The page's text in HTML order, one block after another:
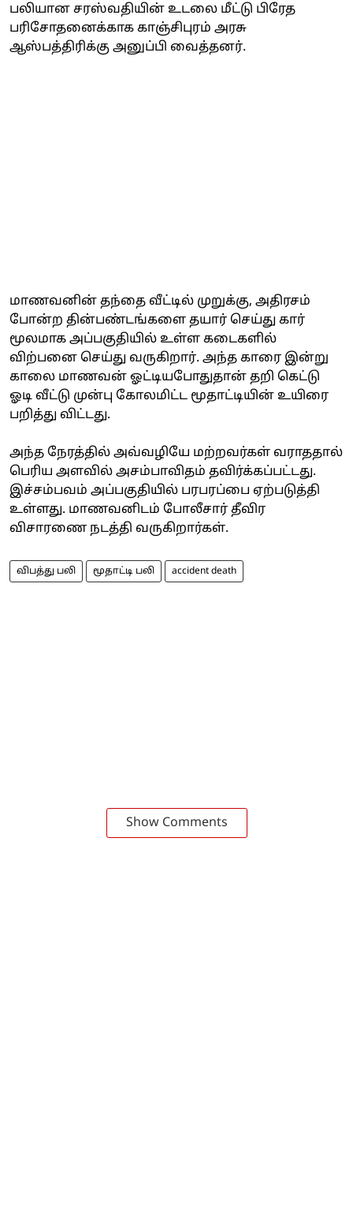
பலியான சரஸ்வதியின் உடலை மீட்டு பிரேத
பரிசோதனைக்காக காஞ்சிபுரம் அரசு
ஆஸ்பத்திரிக்கு அனுப்பி வைத்தனர்.
மாணவனின் தந்தை வீட்டில் முறுக்கு, அதிரசம்
போன்ற தின்பண்டங்களை தயார் செய்து கார்
மூலமாக அப்பகுதியில் உள்ள கடைகளில்
விற்பனை செய்து வருகிறார். அந்த காரை இன்று
காலை மாணவன் ஓட்டியபோதுதான் தறி கெட்டு
ஓடி வீட்டு முன்பு கோலமிட்ட மூதாட்டியின் உயிரை
பறித்து விட்டது.
அந்த நேரத்தில் அவ்வழியே மற்றவர்கள் வராததால்
பெரிய அளவில் அசம்பாவிதம் தவிர்க்கப்பட்டது.
இச்சம்பவம் அப்பகுதியில் பரபரப்பை ஏற்படுத்தி
உள்ளது. மாணவனிடம் போலீசார் தீவிர
விசாரணை நடத்தி வருகிறார்கள்.
விபத்து பலி மூதாட்டி பலி accident death
Show Comments